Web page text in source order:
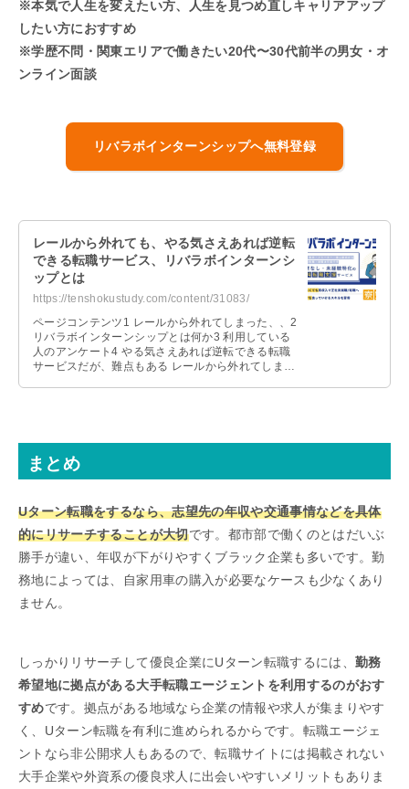
※本気で人生を変えたい方、人生を見つめ直しキャリアアップ
したい方におすすめ
※学歴不問・関東エリアで働きたい20代〜30代前半の男女・オ
ンライン面談
リバラボインターンシップへ無料登録
レールから外れても、やる気さえあれば逆転
できる転職サービス、リバラボインターンシ
ップとは
https://tenshokustudy.com/content/31083/
ページコンテンツ1 レールから外れてしまった、、2
リバラボインターンシップとは何か3 利用している
人のアンケート4 やる気さえあれば逆転できる転職
サービスだが、難点もある レールから外れてしまっ
まとめ
Uターン転職をするなら、志望先の年収や交通事情などを具体
的にリサーチすることが大切です。都市部で働くのとはだいぶ
勝手が違い、年収が下がりやすくブラック企業も多いです。勤
務地によっては、自家用車の購入が必要なケースも少なくあり
ません。
しっかりリサーチして優良企業にUターン転職するには、勤務
希望地に拠点がある大手転職エージェントを利用するのがおす
すめです。拠点がある地域なら企業の情報や求人が集まりやす
く、Uターン転職を有利に進められるからです。転職エージェ
ントなら非公開求人もあるので、転職サイトには掲載されない
大手企業や外資系の優良求人に出会いやすいメリットもありま